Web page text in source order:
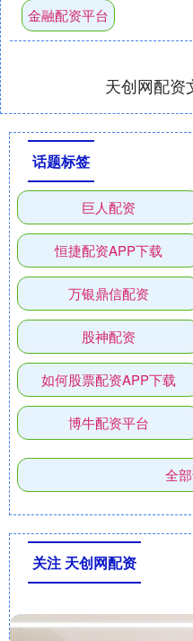
金融配资平台
天创网配资
话题标签
巨人配资
恒捷配资APP下载
万银鼎信配资
股神配资
如何股票配资APP下载
博牛配资平台
全
关注 天创网配资